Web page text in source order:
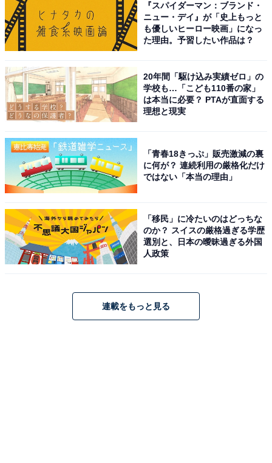
『スパイダーマン：ブランド・
ニュー・デイ』が「史上もっと
も優しいヒーロー映画」になっ
た理由。予習したい作品は？
20年間「駆け込み実績ゼロ」の
学校も…「こども110番の家」
は本当に必要？ PTAが直面する
理想と現実
「青春18きっぷ」販売激減の裏
に何が？ 連続利用の厳格化だけ
ではない「本当の理由」
「移民」に冷たいのはどっちな
のか？ スイスの厳格過ぎる学歴
選別と、日本の曖昧過ぎる外国
人政策
連載をもっと見る